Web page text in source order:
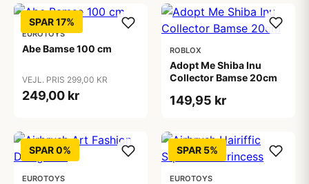
SPAR 17%
EUROTOYS
Abe Bamse 100 cm
VEJL. PRIS 299,00 KR
249,00 kr
ROBLOX
Adopt Me Shiba Inu
Collector Bamse 20cm
149,95 kr
SPAR 0%
EUROTOYS
SPAR 5%
EUROTOYS